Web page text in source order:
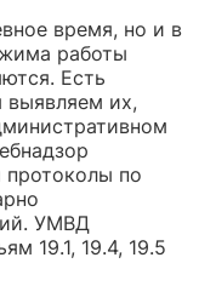
время, но и в
работы
Есть
выявляем их,
протоколы по
УМВД
19.1, 19.4, 19.5